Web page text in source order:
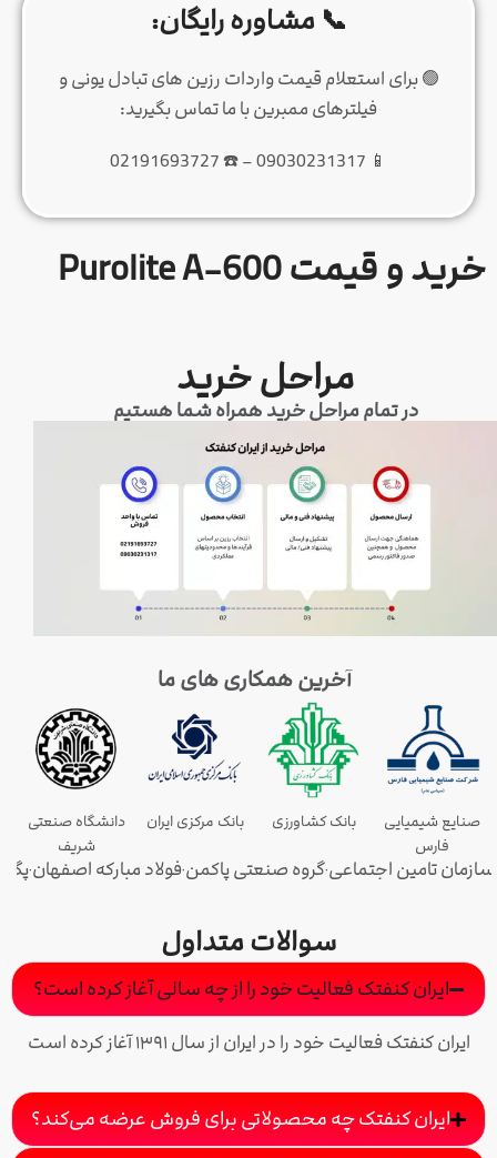
📞 مشاوره رایگان:
🟢 برای استعلام قیمت واردات رزین های تبادل یونی و
فیلترهای ممبرین با ما تماس بگیرید:
📱‌ 09030231317 – ☎️‌ 02191693727
خرید و قیمت Purolite A-600
مراحل خرید
در تمام مراحل خرید همراه شما هستیم
آخرین همکاری های ما
دانشگاه صنعتی
شریف
بانک مرکزی ایران بانک کشاورزی
صنایع شیمیایی
فارس
سازمان تامین اجتماعی •گروه صنعتی پاکمن •فولاد مبارکه اصفهان •
سوالات متداول
ایران کنفتک فعالیت خود را از چه سالی آغاز کرده است؟
ایران کنفتک فعالیت خود را در ایران از سال ۱۳۹۱ آغاز کرده است
ایران کنفتک چه محصولاتی برای فروش عرضه می‌کند؟